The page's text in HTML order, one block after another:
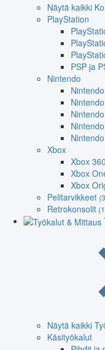
Näytä kaikki
PlayStation
PSP ja
Nintendo
Xbox
Xbox 360
Xbox
Xbox
Pelitarvikkeet
Retrokonsolit
Näytä kaikki
Käsityökalut